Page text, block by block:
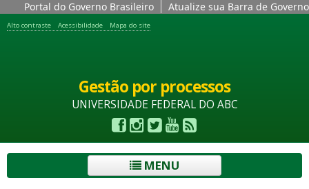
Portal do Governo Brasileiro Atualize sua Barra de Governo
Alto contraste Acessibilidade Mapa do site
Gestão por processos
UNIVERSIDADE FEDERAL DO ABC
MENU